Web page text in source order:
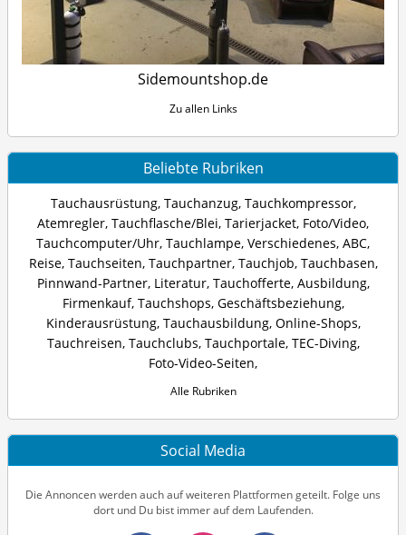
Sidemountshop.de
Zu allen Links
Beliebte Rubriken
Tauchausrüstung, Tauchanzug, Tauchkompressor,
Atemregler, Tauchflasche/Blei, Tarierjacket, Foto/Video,
Tauchcomputer/Uhr, Tauchlampe, Verschiedenes, ABC,
Reise, Tauchseiten, Tauchpartner, Tauchjob, Tauchbasen,
Pinnwand-Partner, Literatur, Tauchofferte, Ausbildung,
Firmenkauf, Tauchshops, Geschäftsbeziehung,
Kinderausrüstung, Tauchausbildung, Online-Shops,
Tauchreisen, Tauchclubs, Tauchportale, TEC-Diving,
Foto-Video-Seiten,
Alle Rubriken
Social Media
Die Annoncen werden auch auf weiteren Plattformen geteilt. Folge uns
dort und Du bist immer auf dem Laufenden.